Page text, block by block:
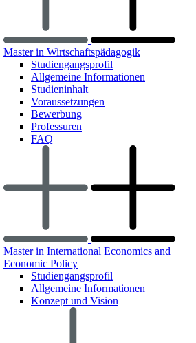
Master in Wirtschaftspädagogik
Studiengangsprofil
Allgemeine Informationen
Studieninhalt
Voraussetzungen
Bewerbung
Professuren
FAQ
Master in International Economics and
Economic Policy
Studiengangsprofil
Allgemeine Informationen
Konzept und Vision